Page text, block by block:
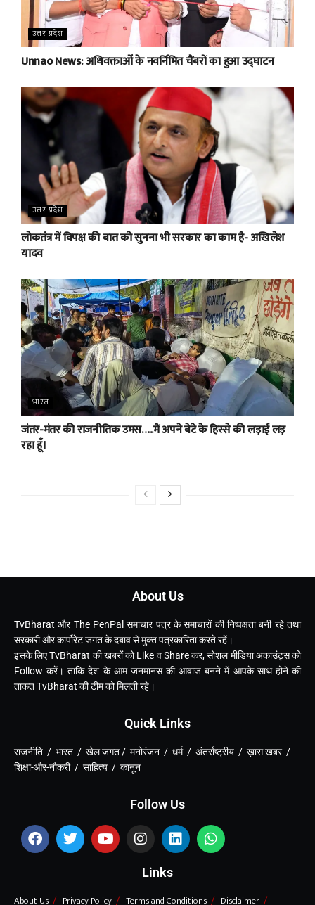
उत्तर प्रदेश
Unnao News: अधिवक्ताओं के नवर्निमित चैंबरों का हुआ उद्घाटन
उत्तर प्रदेश
लोकतंत्र में विपक्ष की बात को सुनना भी सरकार का काम है- अखिलेश
यादव
भारत
जंतर-मंतर की राजनीतिक उमस…..मैं अपने बेटे के हिस्से की लड़ाई लड़
रहा हूँ।
About Us
TvBharat और The PenPal समाचार पत्र के समाचारों की निष्पक्षता बनी रहे तथा
सरकारी और कार्पोरेट जगत के दबाव से मुक्त पत्रकारिता करते रहें।
इसके लिए TvBharat की खबरों को Like व Share कर, सोशल मीडिया अकाउंट्स को
Follow करें। ताकि देश के आम जनमानस की आवाज बनने में आपके साथ होने की
ताकत TvBharat की टीम को मिलती रहे।
Quick Links
राजनीति / भारत / खेल जगत / मनोरंजन / धर्म / अंतर्राष्ट्रीय / ख़ास खबर /
शिक्षा-और-नौकरी / साहित्य / कानून
Follow Us
Links
About Us Privacy Policy Terms and Conditions Disclaimer